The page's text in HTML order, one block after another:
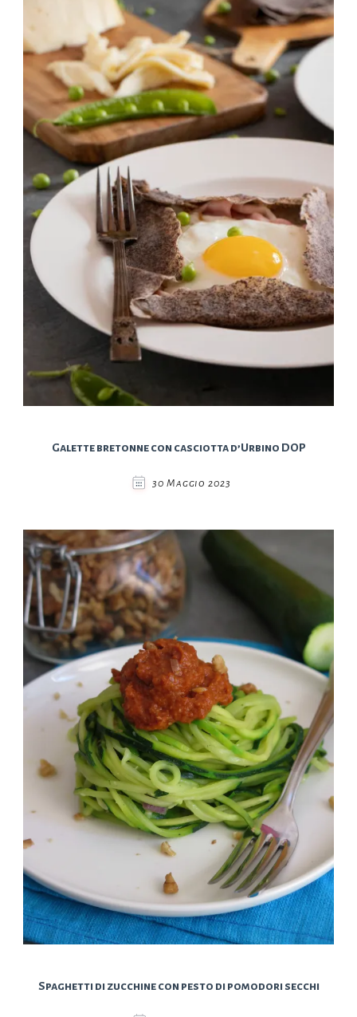
Galette bretonne con casciotta d’Urbino DOP
30 Maggio 2023
Spaghetti di zucchine con pesto di pomodori secchi